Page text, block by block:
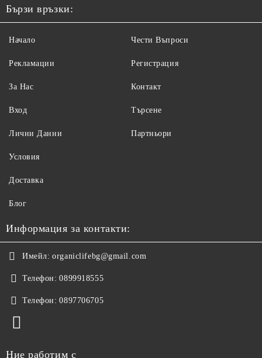
Бързи връзки:
Начало
Рекламации
За Нас
Вход
Чести Въпроси
Регистрация
Контакт
Търсене
Лични Данни
Условия
Доставка
Блог
Партньори
Информация за контакти:
Имейл: organiclifebg@gmail.com
Телефон: 0899918555
Телефон: 0897706705
Ние работим с